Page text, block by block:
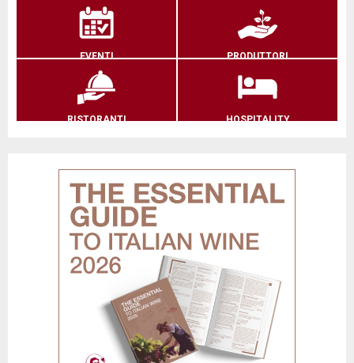
EVENTI PRODUTTORI
RISTORANTI HOSPITALITY